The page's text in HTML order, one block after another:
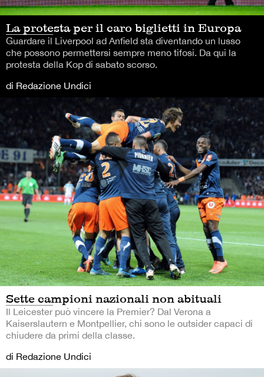
La protesta per il caro biglietti in Europa
Guardare il Liverpool ad Anfield sta diventando un lusso
che possono permettersi sempre meno tifosi. Da qui la
protesta della Kop di sabato scorso.
di Redazione Undici
Sette campioni nazionali non abituali
Il Leicester può vincere la Premier? Dal Verona a
Kaiserslautern e Montpellier, chi sono le outsider capaci di
chiudere da primi della classe.
di Redazione Undici